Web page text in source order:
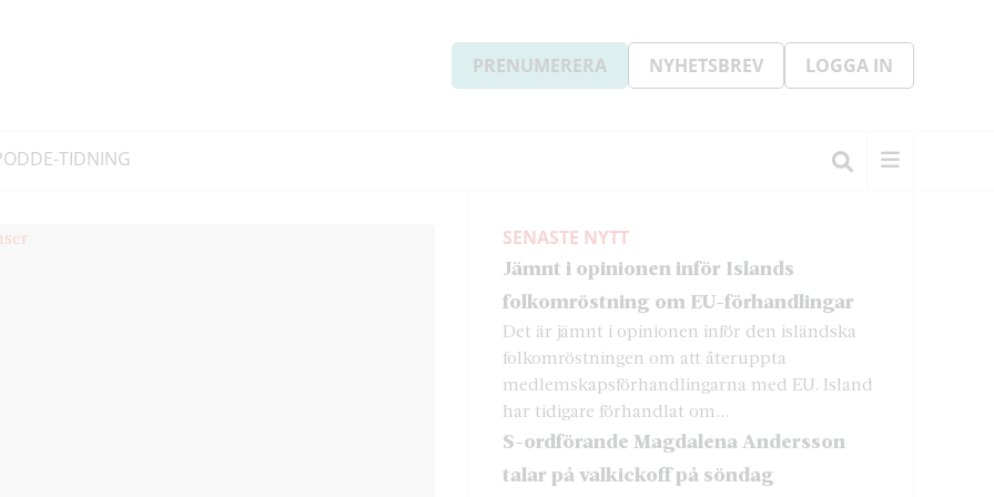
PRENUMERERA NYHETSBREV LOGGA IN
E-TIDNING
SENASTE NYTT
Jämnt i opinionen inför Islands
folkomröstning om EU-förhandlingar
Det är jämnt i opinionen inför den isländska
folkomröstningen om att återuppta
medlemskapsförhandlingarna med EU. Island
har tidigare förhandlat om...
S-ordförande Magdalena Andersson
talar på valkickoff på söndag